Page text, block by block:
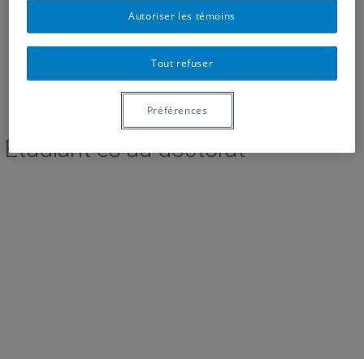
Étudiant·es au doctorat
Tout refuser
Autoriser les témoins
Préférences